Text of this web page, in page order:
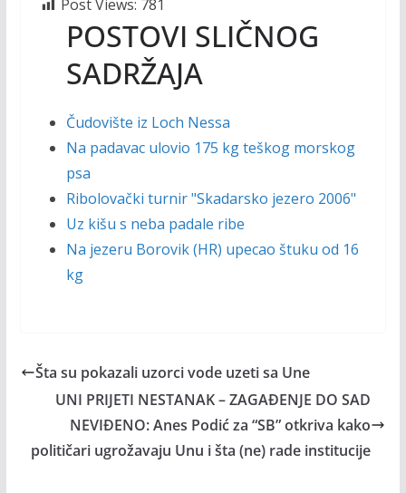
Post Views: 781
POSTOVI SLIČNOG
SADRŽAJA
Čudovište iz Loch Nessa
Na padavac ulovio 175 kg teškog morskog
psa
Ribolovački turnir "Skadarsko jezero 2006"
Uz kišu s neba padale ribe
Na jezeru Borovik (HR) upecao štuku od 16
kg
Šta su pokazali uzorci vode uzeti sa Une
UNI PRIJETI NESTANAK – ZAGAĐENJE DO SAD
NEVIĐENO: Anes Podić za “SB” otkriva kako
političari ugrožavaju Unu i šta (ne) rade institucije